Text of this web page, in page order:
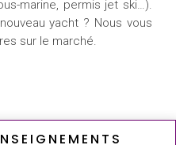
marine, permis jet ski…).
yacht ? Nous vous
sur le marché.